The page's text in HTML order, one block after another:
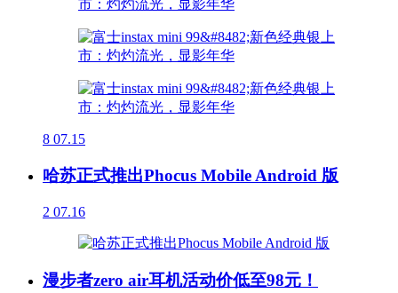
8 07.15
哈苏正式推出Phocus Mobile Android 版
2 07.16
漫步者zero air耳机活动价低至98元！